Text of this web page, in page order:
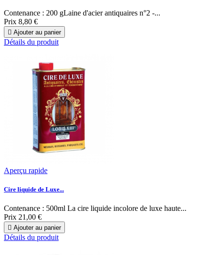
Contenance : 200 gLaine d'acier antiquaires n°2 -...
Prix 8,80 €
 Ajouter au panier
Détails du produit
Aperçu rapide
Cire liquide de Luxe...
Contenance : 500ml La cire liquide incolore de luxe haute...
Prix 21,00 €
 Ajouter au panier
Détails du produit